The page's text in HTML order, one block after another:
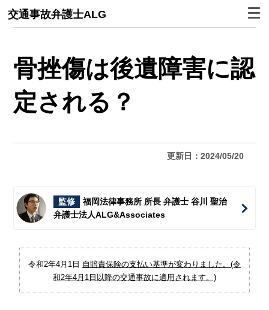
交通事故弁護士ALG
骨挫傷は後遺障害に認
定される？
更新日：2024/05/20
監修
福岡法律事務所 所長 弁護士 谷川 聖治
弁護士法人ALG&Associates
令和2年4月1日 自賠責保険の支払い基準が変わりました。(令
和2年4月1日以降の交通事故に適用されます。)